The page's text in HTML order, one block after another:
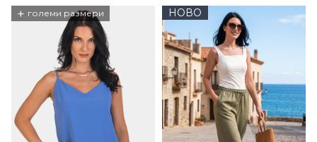
+ големи размери НОВО